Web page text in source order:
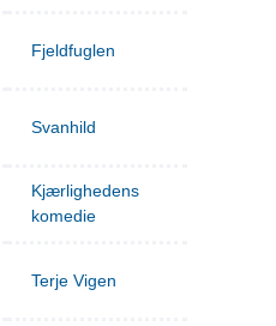
Fjeldfuglen
Svanhild
Kjærlighedens
komedie
Terje Vigen